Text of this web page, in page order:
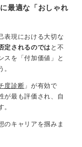
職種では、男性
めには、まずご
に参加したり、
めです。
最適な「おしゃれ
表現における大切な
定されるのでは と不
スを「付加価値」と
度診断 」が有効で
が最も評価され、自
。
のキャリアを掴みま